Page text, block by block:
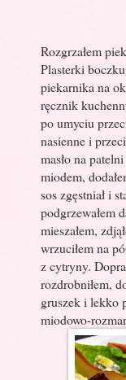
Rozgrzałem
Plasterki
piekarnika na
ręcznik
po umyciu
nasienne i
masło na
miodem,
sos zgęstniał i
podgrzewałem
mieszałem,
wrzuciłem na
z cytryny.
rozdrobniłem,
gruszek i lekko
miodowo-